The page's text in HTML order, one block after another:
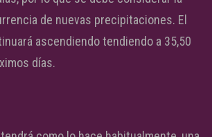
de nuevas precipitaciones. El
ascendiendo tendiendo a 35,50
días.